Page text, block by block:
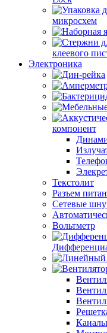
микросхем
клеевого
Электроника
компонент
Текстолит
Разъем
Сетевые
Вольтметр